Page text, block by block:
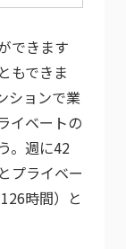
できます
もできま
ションで業
イベートの
。週に42
プライベー
時間）と